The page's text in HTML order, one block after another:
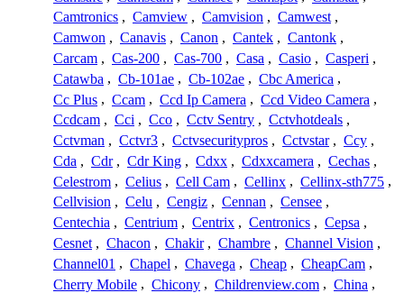
Camtronics , Camview , Camvision , Camwest ,
Camwon , Canavis , Canon , Cantek , Cantonk ,
Carcam , Cas-200 , Cas-700 , Casa , Casio , Casperi ,
Catawba , Cb-101ae , Cb-102ae , Cbc America ,
Cc Plus , Ccam , Ccd Ip Camera , Ccd Video Camera ,
Ccdcam , Cci , Cco , Cctv Sentry , Cctvhotdeals ,
Cctvman , Cctvr3 , Cctvsecuritypros , Cctvstar , Ccy ,
Cda , Cdr , Cdr King , Cdxx , Cdxxcamera , Cechas ,
Celestrom , Celius , Cell Cam , Cellinx , Cellinx-sth775 ,
Cellvision , Celu , Cengiz , Cennan , Censee ,
Centechia , Centrium , Centrix , Centronics , Cepsa ,
Cesnet , Chacon , Chakir , Chambre , Channel Vision ,
Channel01 , Chapel , Chavega , Cheap , CheapCam ,
Cherry Mobile , Chicony , Childrenview.com , China ,